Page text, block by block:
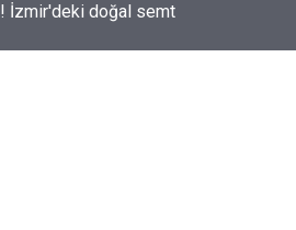
İzmir'deki doğal semt